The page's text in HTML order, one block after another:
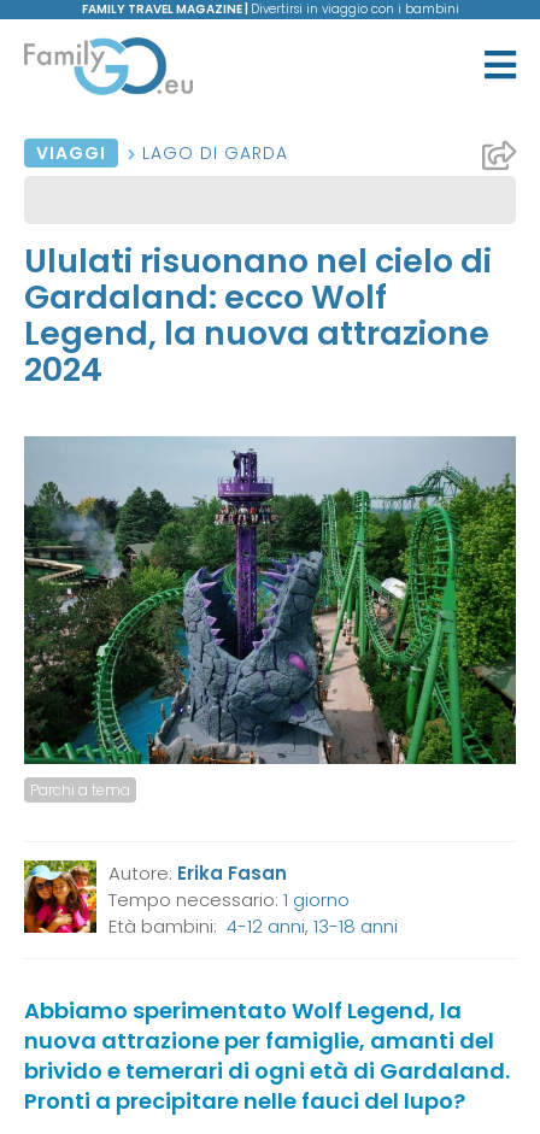
FAMILY TRAVEL MAGAZINE | Divertirsi in viaggio con i bambini
VIAGGI LAGO DI GARDA
Ululati risuonano nel cielo di
Gardaland: ecco Wolf
Legend, la nuova attrazione
2024
Parchi a tema
Autore: Erika Fasan
Tempo necessario: 1 giorno
Età bambini: 4-12 anni, 13-18 anni
Abbiamo sperimentato Wolf Legend, la
nuova attrazione per famiglie, amanti del
brivido e temerari di ogni età di Gardaland.
Pronti a precipitare nelle fauci del lupo?